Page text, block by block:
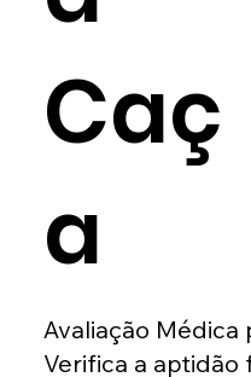
Caç
a
Avaliação Médica
Verifica a aptidão